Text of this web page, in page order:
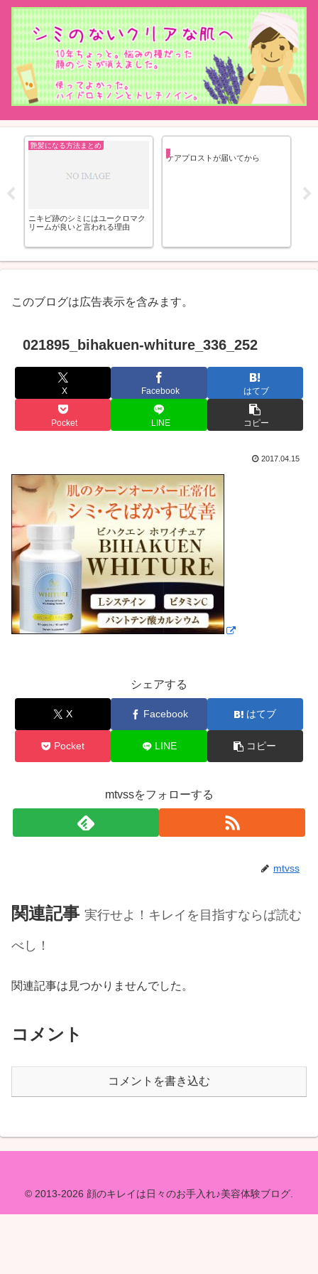
艶髪になる方法まとめ
ニキビ跡のシミにはユークロマク
リームが良いと言われる理由
まつげを長くする方法まとめ
ケアプロストが届いてから
このブログは広告表示を含みます。
021895_bihakuen-whiture_336_252
X Facebook はてブ
Pocket LINE コピー
2017.04.15
シェアする
X Facebook はてブ
Pocket LINE コピー
mtvssをフォローする
mtvss
関連記事 実行せよ！キレイを目指すならば読む
べし！
関連記事は見つかりませんでした。
コメント
コメントを書き込む
© 2013-2026 顔のキレイは日々のお手入れ♪美容体験ブログ.